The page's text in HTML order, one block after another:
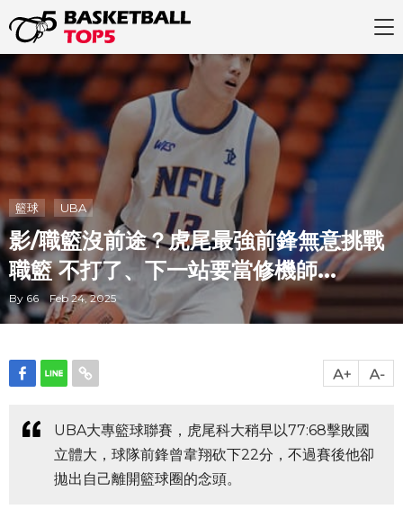
籃球 UBA
影/職籃沒前途？虎尾最強前鋒無意挑戰
職籃 不打了、下一站要當修機師...
By 66 Feb 24, 2025
UBA大專籃球聯賽，虎尾科大稍早以77:68擊敗國
立體大，球隊前鋒曾韋翔砍下22分，不過賽後他卻
拋出自己離開籃球圈的念頭。